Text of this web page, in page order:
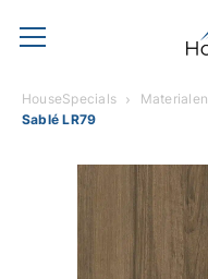
HouseSpecials Materialen
Sablé LR79